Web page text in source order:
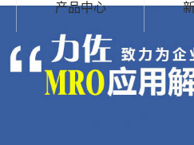
产品中心